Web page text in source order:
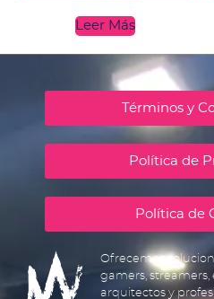
Leer Más
Términos y
Política de
Política de
Ofrecemos
gamers, streamers,
arquitectos y